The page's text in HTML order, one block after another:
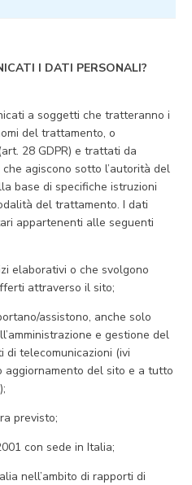
I DATI PERSONALI?
a soggetti che tratteranno i
del trattamento, o
28 GDPR) e trattati da
agiscono sotto l’autorità del
base di specifiche istruzioni
del trattamento. I dati
appartenenti alle seguenti
elaborativi o che svolgono
attraverso il sito;
assistono, anche solo
e gestione del
di telecomunicazioni (ivi
aggiornamento del sito e a tutto
previsto;
con sede in Italia;
nell’ambito di rapporti di